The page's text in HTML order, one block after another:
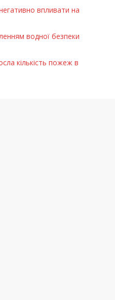
впливати на
водної безпеки
кількість пожеж в